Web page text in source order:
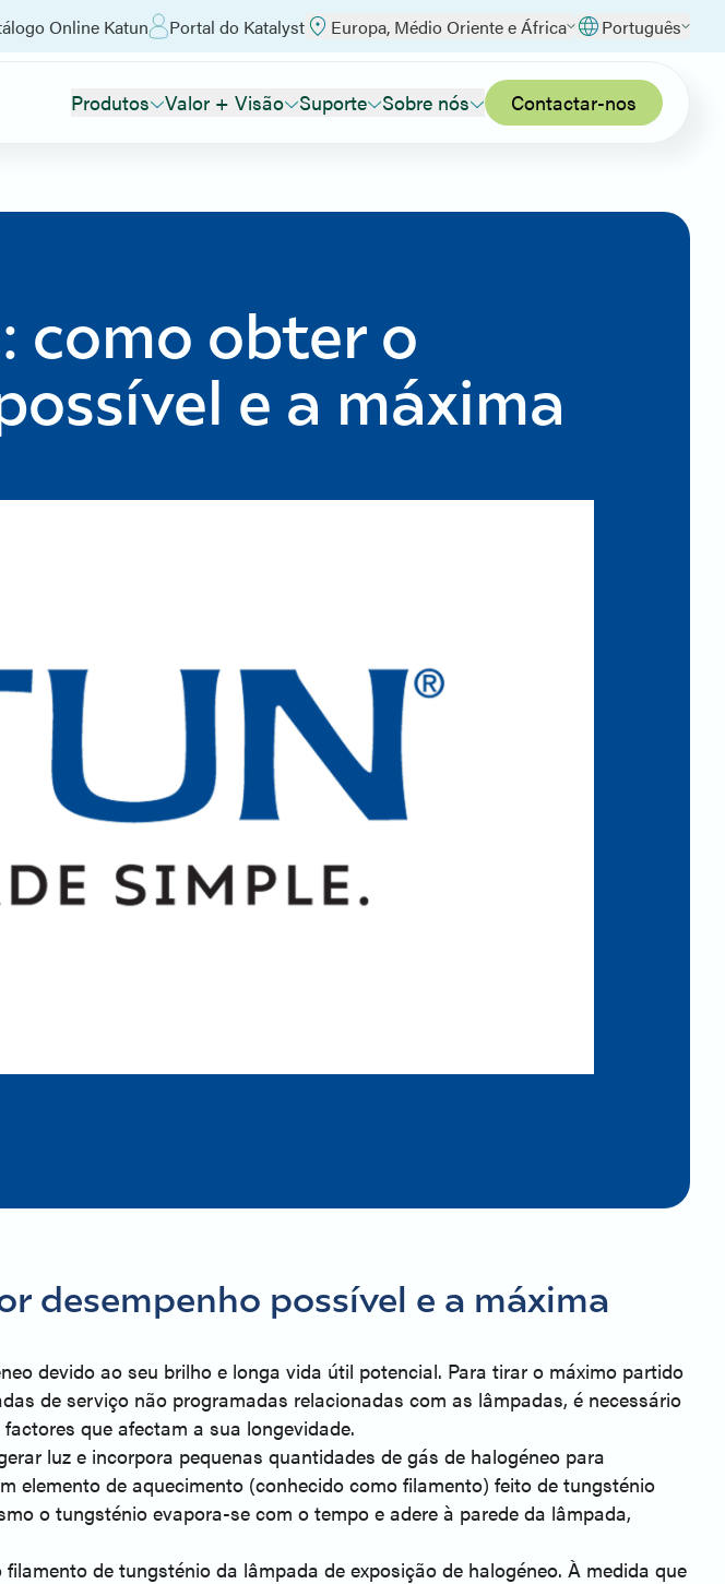
Online Katun Portal do Katalyst Europa, Médio Oriente e África Português
Produtos Valor + Visão Suporte Sobre nós Contactar-nos
como obter o
e a máxima
desempenho possível e a máxima
devido ao seu brilho e longa vida útil potencial. Para tirar o máximo partido
de serviço não programadas relacionadas com as lâmpadas, é necessário
que afectam a sua longevidade.
luz e incorpora pequenas quantidades de gás de halogéneo para
elemento de aquecimento (conhecido como filamento) feito de tungsténio
o tungsténio evapora-se com o tempo e adere à parede da lâmpada,
de tungsténio da lâmpada de exposição de halogéneo. À medida que